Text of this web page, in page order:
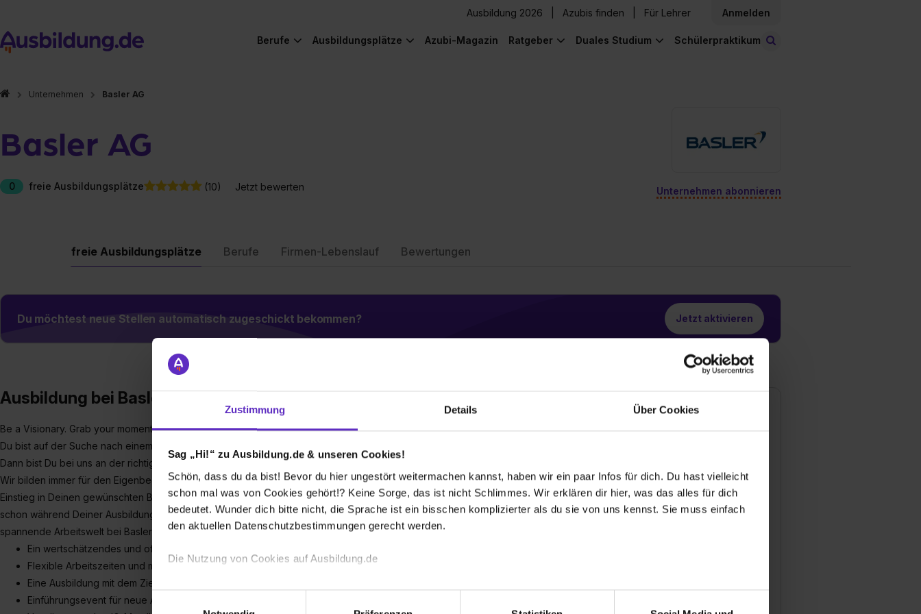
Zustimmung Details Über Cookies
Sag „Hi!“ zu Ausbildung.de & unseren Cookies!
Schön, dass du da bist! Bevor du hier ungestört weitermachen kannst, haben wir ein paar Infos für dich. Du hast vielleicht
schon mal was von Cookies gehört!? Keine Sorge, das ist nicht Schlimmes. Wir erklären dir hier, was das alles für dich
bedeutet. Wunder dich bitte nicht, die Sprache ist ein bisschen komplizierter als du sie von uns kennst. Sie muss einfach
den aktuellen Datenschutzbestimmungen gerecht werden.
Die Nutzung von Cookies auf Ausbildung.de
Wir verwenden Cookies zur technischen Funktion unserer Webseite („Notwendig“), um von dir bei Benutzung der
Webseite getroffenen Einstellungen zu speichern ( „Präferenzen“), die Zugriffe auf unsere Webseite zu analysieren
Einwilligungsauswahl
Ausbildung 2026 Azubis finden Für Lehrer Anmelden
Berufe Ausbildungsplätze Azubi-Magazin Ratgeber Duales Studium Schülerpraktikum
Unternehmen Basler AG
Basler AG
0 freie Ausbildungsplätze (10) Jetzt bewerten Unternehmen abonnieren
freie Ausbildungsplätze Berufe Firmen-Lebenslauf Bewertungen
Du möchtest neue Stellen automatisch zugeschickt bekommen? Jetzt aktivieren
Basler AG
An der Strusbek 60-62
Gründungsjahr
Ausbildung bei Basler AG
Be a Visionary. Grab your moment.
Du bist auf der Suche nach einem Ausbildungsplatz, bei dem Du gefördert wirst und Deine Talente entfalten kannst?
Dann bist Du bei uns an der richtigen Adresse!
Wir bilden immer für den Eigenbedarf aus, mit dem klaren Ziel der Übernahme in eine Festanstellung. Um Dich auf den
Einstieg in Deinen gewünschten Bereich nach Ende Deiner Ausbildung so gut wie möglich vorzubereiten, kannst Du
schon während Deiner Ausbildung entsprechende Schwerpunkte setzen. Gestalte Deine Ausbildung mit und lerne die
spannende Arbeitswelt bei Basler kennen. Basler bietet Dir
Ein wertschätzendes und offenes Miteinander
Flexible Arbeitszeiten und mobiles Arbeiten
Eine Ausbildung mit dem Ziel der Übernahme
Einführungsevent für neue Auszubildende und duale Studierende